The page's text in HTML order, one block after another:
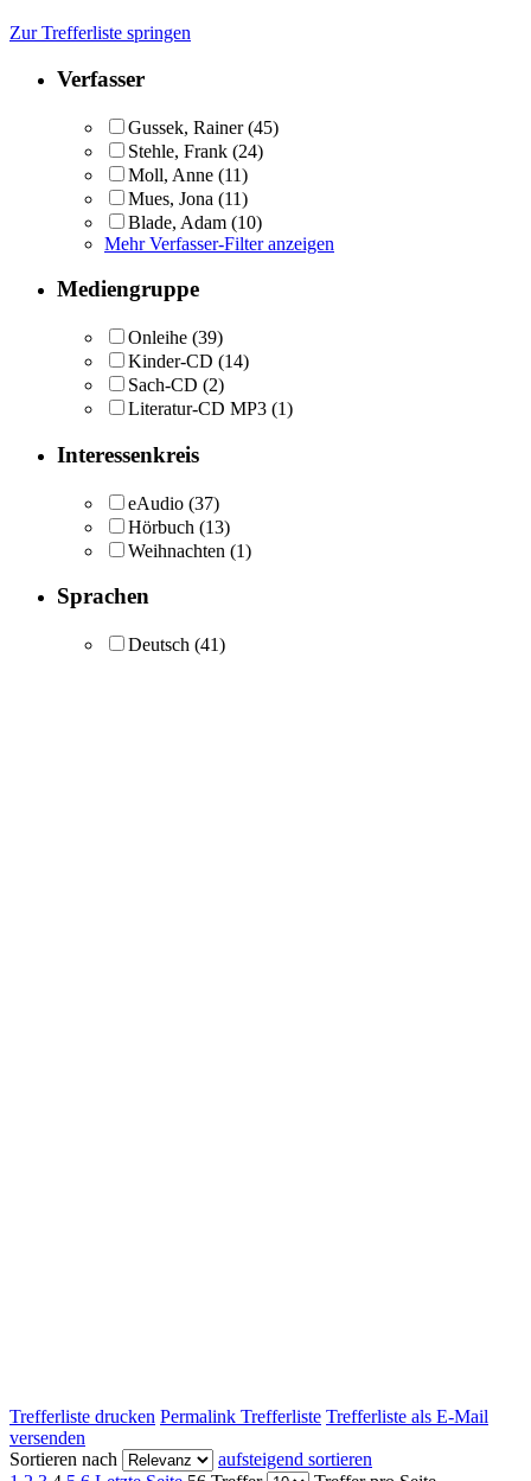
Zur Trefferliste springen
Verfasser
Gussek, Rainer (45)
Stehle, Frank (24)
Moll, Anne (11)
Mues, Jona (11)
Blade, Adam (10)
Mehr Verfasser-Filter anzeigen
Mediengruppe
Onleihe (39)
Kinder-CD (14)
Sach-CD (2)
Literatur-CD MP3 (1)
Interessenkreis
eAudio (37)
Hörbuch (13)
Weihnachten (1)
Sprachen
Deutsch (41)
Trefferliste drucken Permalink Trefferliste Trefferliste als E-Mail
versenden
Sortieren nach
aufsteigend sortieren